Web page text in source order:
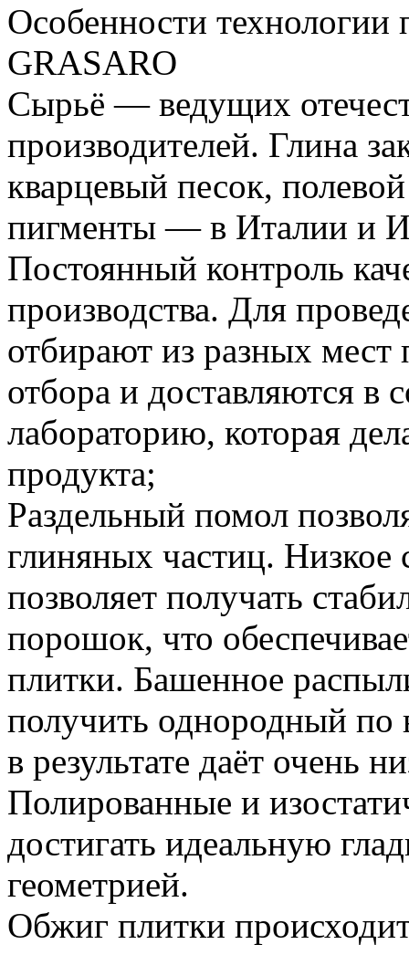
Особенности технологии
GRASARO
Сырьё — ведущих
производителей. Глина
кварцевый песок,
пигменты — в Италии и
Постоянный контроль
производства. Для
отбирают из разных мест
отбора и доставляются в
лабораторию, которая
продукта;
Раздельный помол
глиняных частиц. Низкое
позволяет получать
порошок, что
плитки. Башенное
получить однородный по
в результате даёт очень
Полированные и
достигать идеальную
геометрией.
Обжиг плитки